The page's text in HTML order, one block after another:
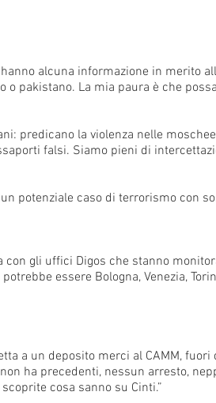
alcuna informazione in merito
pakistano. La mia paura è che
predicano la violenza nelle
falsi. Siamo pieni di
potenziale caso di terrorismo con
gli uffici Digos che stanno
essere Bologna, Venezia,
a un deposito merci al CAMM, fuori
ha precedenti, nessun arresto,
cosa sanno su Cinti.”